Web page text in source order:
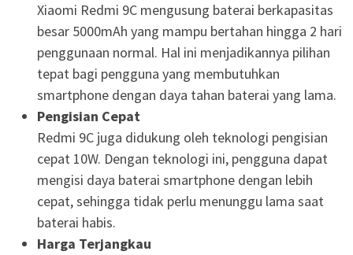
Xiaomi Redmi 9C mengusung baterai berkapasitas
besar 5000mAh yang mampu bertahan hingga 2 hari
penggunaan normal. Hal ini menjadikannya pilihan
tepat bagi pengguna yang membutuhkan
smartphone dengan daya tahan baterai yang lama.
Pengisian Cepat
Redmi 9C juga didukung oleh teknologi pengisian
cepat 10W. Dengan teknologi ini, pengguna dapat
mengisi daya baterai smartphone dengan lebih
cepat, sehingga tidak perlu menunggu lama saat
baterai habis.
Harga Terjangkau